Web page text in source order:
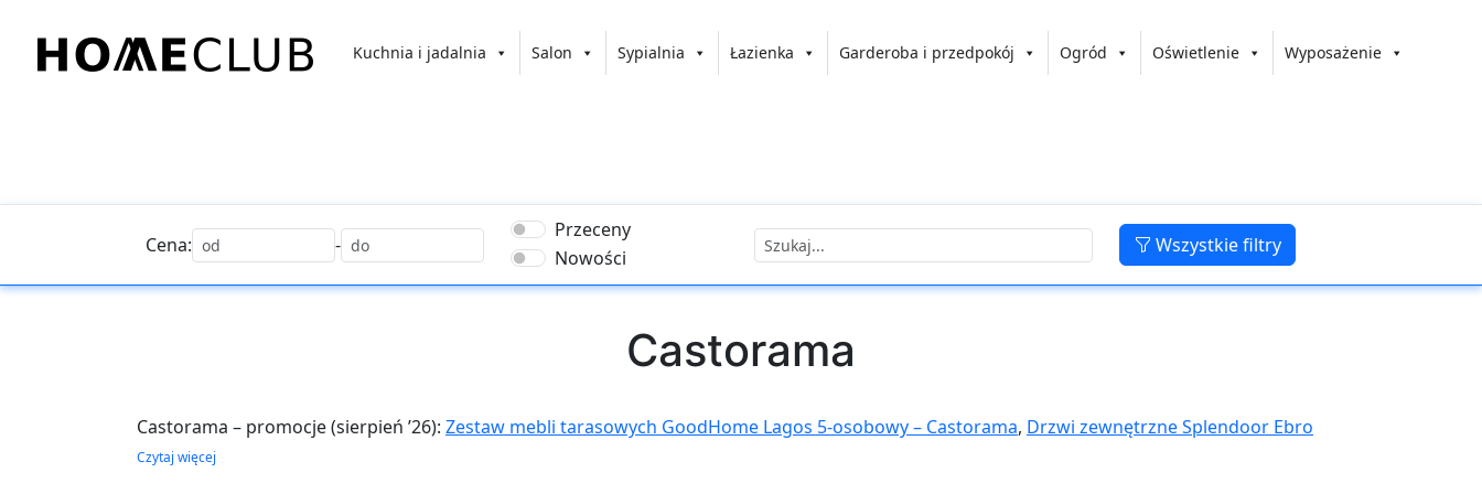
treści
Kuchnia i jadalnia Salon Sypialnia Łazienka Garderoba i przedpokój Ogród Oświetlenie Wyposażenie
Cena: -
Przeceny
Nowości
Wszystkie filtry
Castorama
Castorama – promocje (sierpień ’26): Zestaw mebli tarasowych GoodHome Lagos 5-osobowy – Castorama, Drzwi zewnętrzne Splendoor Ebro
Passive Ultra lewe antracyt – Castorama
Czytaj więcej